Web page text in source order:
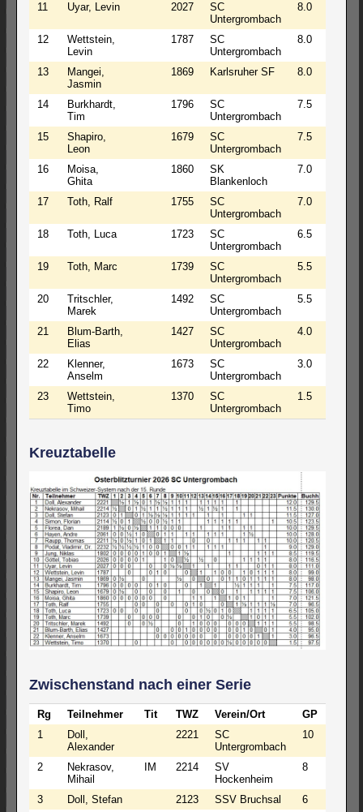
11 Uyar, Levin 2027
SC
Untergrombach
8.0
12
Wettstein,
Levin
1787
SC
Untergrombach
8.0
13
Mangei,
Jasmin
1869 Karlsruher SF 8.0
14
Burkhardt,
Tim
1796
SC
Untergrombach
7.5
15
Shapiro,
Leon
1679
SC
Untergrombach
7.5
16
Moisa,
Ghita
1860
SK
Blankenloch
7.0
17 Toth, Ralf 1755
SC
Untergrombach
7.0
18 Toth, Luca 1723
SC
Untergrombach
6.5
19 Toth, Marc 1739
SC
Untergrombach
5.5
20
Tritschler,
Marek
1492
SC
Untergrombach
5.5
21
Blum-Barth,
Elias
1427
SC
Untergrombach
4.0
22
Klenner,
Anselm
1673
SC
Untergrombach
3.0
23
Wettstein,
Timo
1370
SC
Untergrombach
1.5
Kreuztabelle
Zwischenstand nach einer Serie
Rg Teilnehmer Tit TWZ Verein/Ort
GP
1
Doll,
Alexander
2221
SC
Untergrombach
10
2
Nekrasov,
Mihail
IM 2214
SV
Hockenheim
8
3 Doll, Stefan 2123 SSV Bruchsal
6